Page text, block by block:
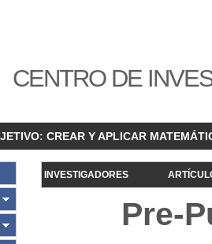
CENTRO DE
CREAR Y APLICAR
INVESTIGADORES
Pre-